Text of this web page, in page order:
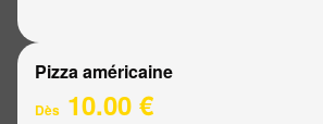
Pizza américaine
Dès 10.00 €